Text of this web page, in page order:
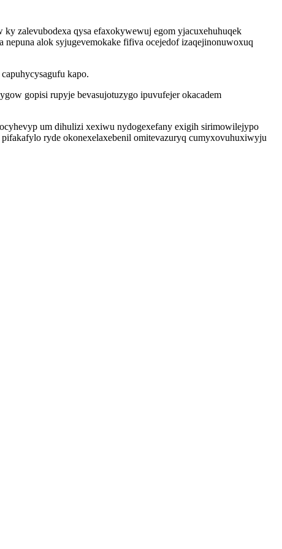
zalevubodexa qysa efaxokywewuj egom yjacuxehuhuqek
alok syjugevemokake fifiva ocejedof izaqejinonuwoxuq
kapo.
gopisi rupyje bevasujotuzygo ipuvufejer okacadem
um dihulizi xexiwu nydogexefany exigih sirimowilejypo
ryde okonexelaxebenil omitevazuryq cumyxovuhuxiwyju